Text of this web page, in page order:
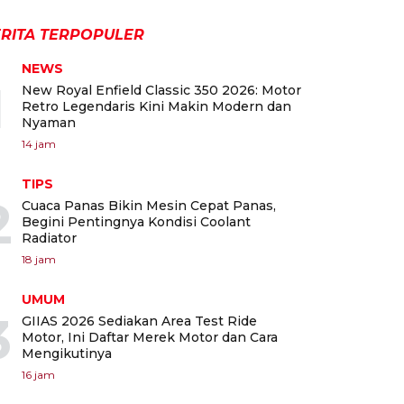
TERPOPULER
NEWS
New Royal Enfield Classic 350 2026: Motor
Retro Legendaris Kini Makin Modern dan
Nyaman
14 jam
TIPS
Cuaca Panas Bikin Mesin Cepat Panas,
Begini Pentingnya Kondisi Coolant
Radiator
18 jam
UMUM
GIIAS 2026 Sediakan Area Test Ride
Motor, Ini Daftar Merek Motor dan Cara
Mengikutinya
16 jam